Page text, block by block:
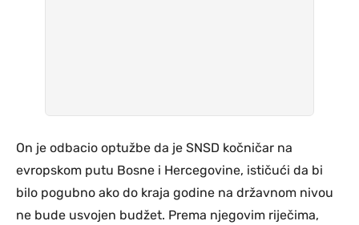
On je odbacio optužbe da je SNSD kočničar na
evropskom putu Bosne i Hercegovine, ističući da bi
bilo pogubno ako do kraja godine na državnom nivou
ne bude usvojen budžet. Prema njegovim riječima,